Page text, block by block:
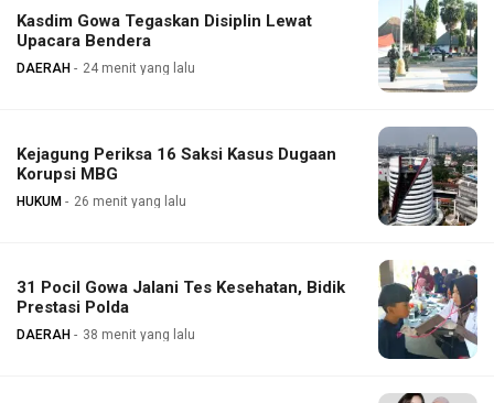
Kasdim Gowa Tegaskan Disiplin Lewat
Upacara Bendera
DAERAH 24 menit yang lalu
Kejagung Periksa 16 Saksi Kasus Dugaan
Korupsi MBG
HUKUM 26 menit yang lalu
31 Pocil Gowa Jalani Tes Kesehatan, Bidik
Prestasi Polda
DAERAH 38 menit yang lalu